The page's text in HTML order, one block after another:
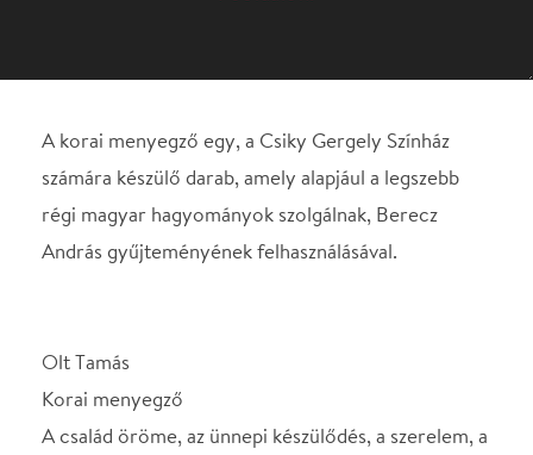
Olt Tamás
Korai menyegző
A család öröme, az ünnepi készülődés, a szerelem, a
házasság, a gyermekvárás és egyáltalán minden
Szereposztás:
Sötét hölgy........................... Tóth Eleonóra
Anya.................................... Csonka Ibolya